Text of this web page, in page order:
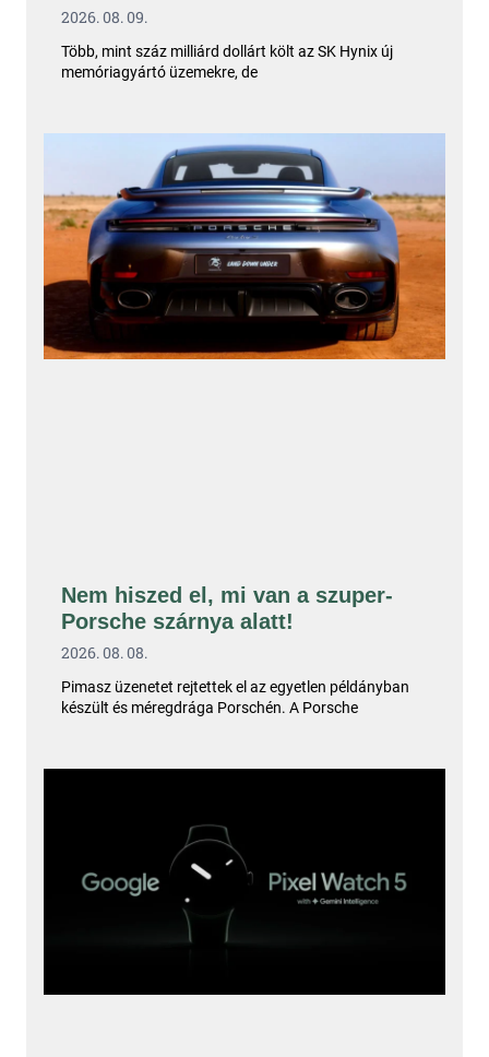
2026. 08. 09.
Több, mint száz milliárd dollárt költ az SK Hynix új
memóriagyártó üzemekre, de
Nem hiszed el, mi van a szuper-
Porsche szárnya alatt!
2026. 08. 08.
Pimasz üzenetet rejtettek el az egyetlen példányban
készült és méregdrága Porschén. A Porsche